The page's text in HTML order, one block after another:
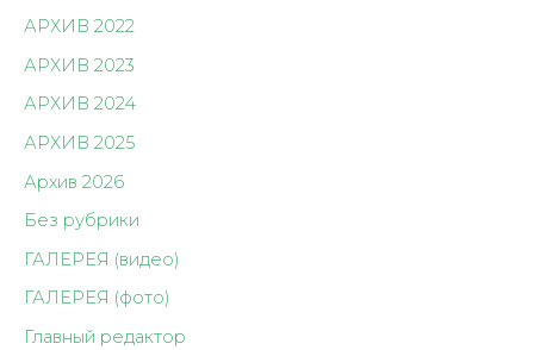
АРХИВ 2022
АРХИВ 2023
АРХИВ 2024
АРХИВ 2025
Архив 2026
Без рубрики
ГАЛЕРЕЯ (видео)
ГАЛЕРЕЯ (фото)
Главный редактор